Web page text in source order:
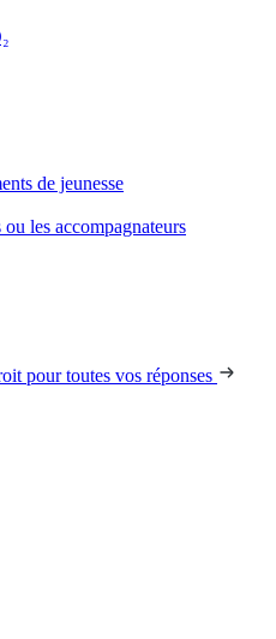
de jeunesse
les accompagnateurs
pour toutes vos réponses